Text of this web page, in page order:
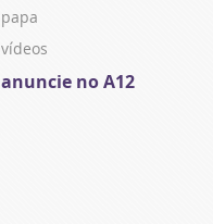
papa
vídeos
anuncie no A12